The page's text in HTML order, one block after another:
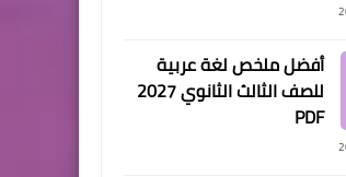
أفضل ملخص لغة عربية
للصف الثالث الثانوي 2027
PDF